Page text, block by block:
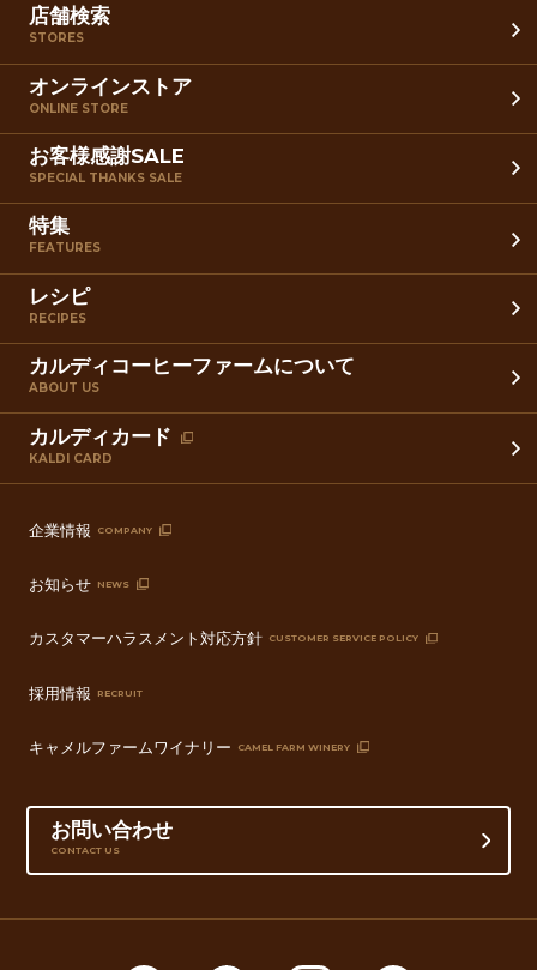
店舗検索
STORES
オンラインストア
ONLINE STORE
お客様感謝SALE
SPECIAL THANKS SALE
特集
FEATURES
レシピ
RECIPES
カルディコーヒーファームについて
ABOUT US
カルディカード
KALDI CARD
企業情報 COMPANY
お知らせ NEWS
カスタマーハラスメント対応方針 CUSTOMER SERVICE POLICY
採用情報 RECRUIT
キャメルファームワイナリー CAMEL FARM WINERY
お問い合わせ
CONTACT US